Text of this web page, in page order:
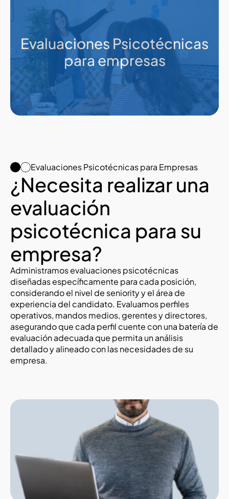
Evaluaciones Psicotécnicas
para empresas
Evaluaciones Psicotécnicas para Empresas
¿Necesita realizar una
evaluación
psicotécnica para su
empresa?
Administramos evaluaciones psicotécnicas
diseñadas específicamente para cada posición,
considerando el nivel de seniority y el área de
experiencia del candidato. Evaluamos perfiles
operativos, mandos medios, gerentes y directores,
asegurando que cada perfil cuente con una batería de
evaluación adecuada que permita un análisis
detallado y alineado con las necesidades de su
empresa.